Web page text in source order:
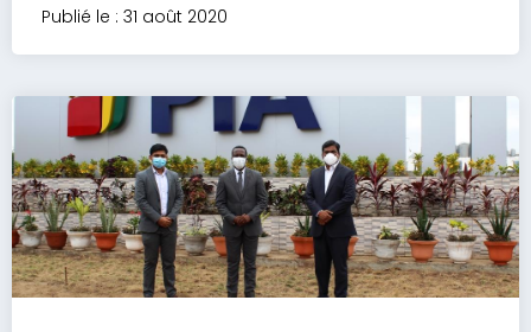
Publié le : 31 août 2020